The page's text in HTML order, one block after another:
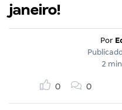
janeiro!
Por
2
0 0